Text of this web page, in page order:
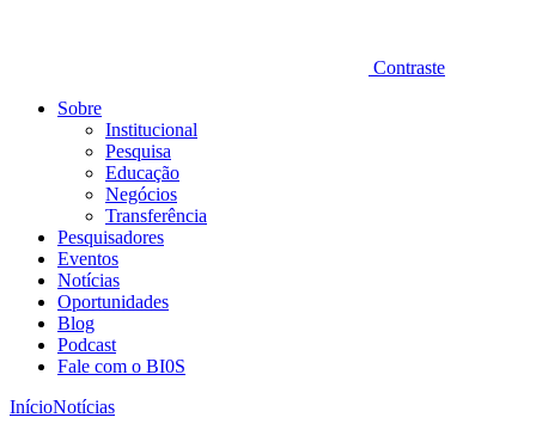
Contraste
Sobre
Institucional
Pesquisa
Educação
Negócios
Transferência
Pesquisadores
Eventos
Notícias
Oportunidades
Blog
Podcast
Fale com o BI0S
InícioNotícias